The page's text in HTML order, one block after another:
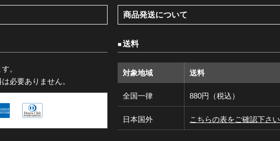
。
必要ありません。
商品発送について
送料
対象地域 送料
全国一律 880円（税込）
日本国外 こちらの表をご確認下さい